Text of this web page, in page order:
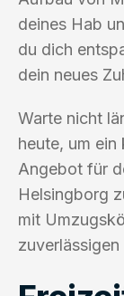
deines Hab
du dich
dein neues
Warte nicht
heute, um
Angebot für
Helsingborg
mit